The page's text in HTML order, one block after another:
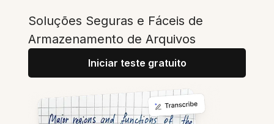
Soluções Seguras e Fáceis de
Armazenamento de Arquivos
Iniciar teste gratuito